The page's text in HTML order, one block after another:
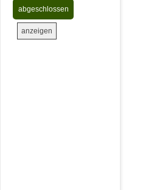
abgeschlossen
anzeigen